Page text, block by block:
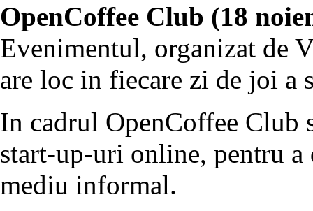
OpenCoffee Club (18
Evenimentul, organizat de
are loc in fiecare zi de joi a
In cadrul OpenCoffee Club
start-up-uri online, pentru
mediu informal.